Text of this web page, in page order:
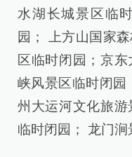
水湖长城景区临
园； 上方山国家
区临时闭园；京
峡风景区临时闭园
州大运河文化旅
临时闭园； 龙门涧